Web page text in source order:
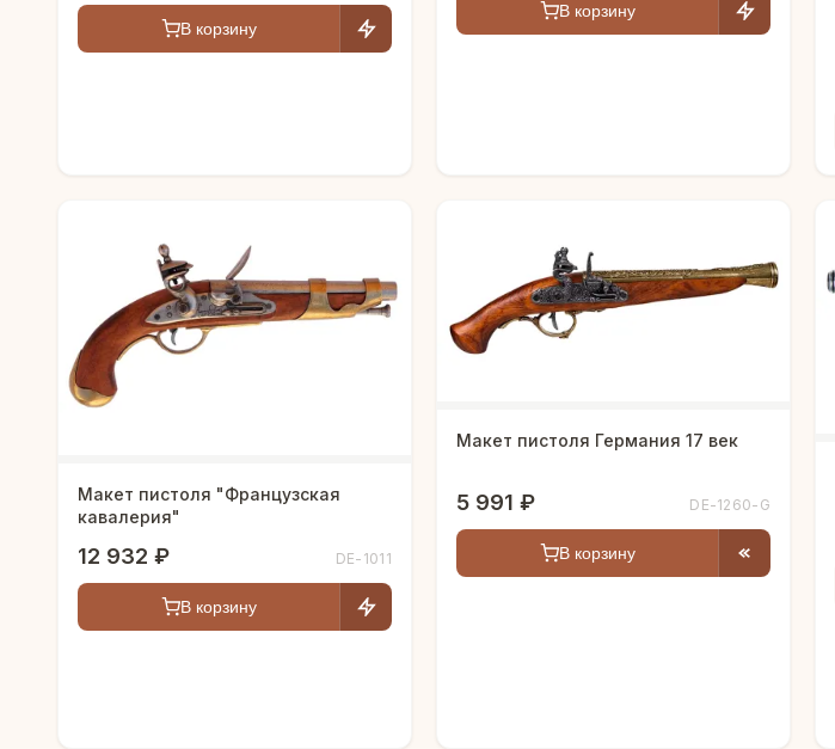
В корзину
В корзину
Макет пистоля "Французская
кавалерия"
12 932 ₽ DE-1011
В корзину
Макет пистоля Германия 17 век
5 991 ₽ DE-1260-G
В корзину